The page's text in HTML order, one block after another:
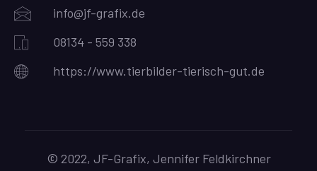
info@jf-grafix.de
08134 - 559 338
https://www.tierbilder-tierisch-gut.de
© 2022, JF-Grafix, Jennifer Feldkirchner